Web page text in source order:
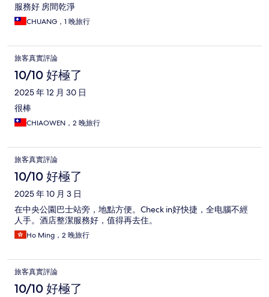
服務好 房間乾淨
CHUANG，1 晚旅行
旅客真實評論
10/10 好極了
2025 年 12 月 30 日
很棒
CHIAOWEN，2 晚旅行
旅客真實評論
10/10 好極了
2025 年 10 月 3 日
在中央公園巴士站旁，地點方便。Check in好快捷，全电腦不經
人手。酒店整潔服務好，值得再去住。
Ho Ming，2 晚旅行
旅客真實評論
10/10 好極了